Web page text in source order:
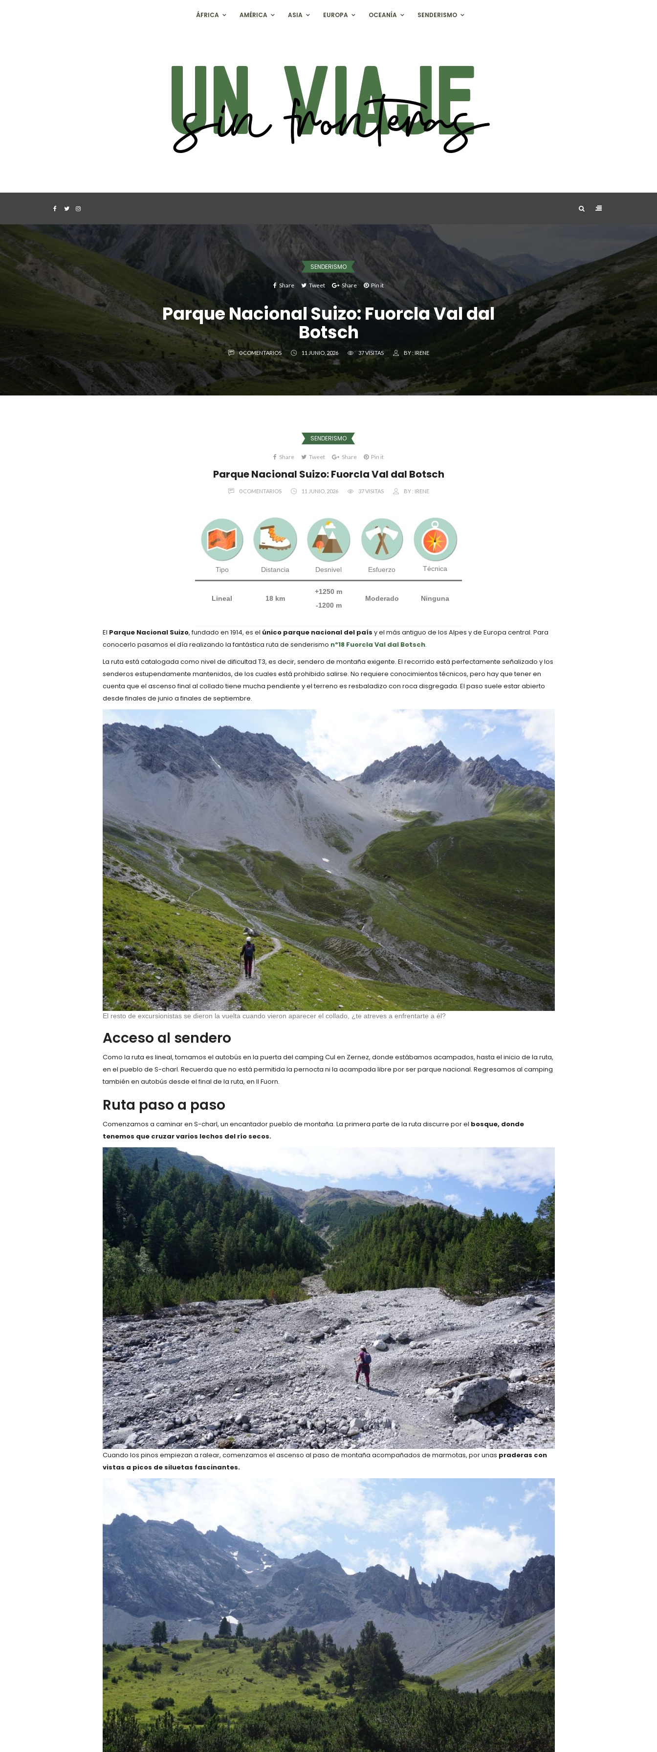
ÁFRICA AMÉRICA ASIA EUROPA OCEANÍA SENDERISMO
SENDERISMO
Share Tweet Share Pin it
Parque Nacional Suizo: Fuorcla Val dal
Botsch
0 COMENTARIOS 11 JUNIO, 2026 37 VISITAS BY : IRENE
SENDERISMO
Share Tweet Share Pin it
Parque Nacional Suizo: Fuorcla Val dal Botsch
0 COMENTARIOS 11 JUNIO, 2026 37 VISITAS BY : IRENE
Tipo Distancia Desnivel Esfuerzo Técnica
Lineal 18 km
+1250 m
-1200 m
Moderado Ninguna
El Parque Nacional Suizo, fundado en 1914, es el único parque nacional del país y el más antiguo de los Alpes y de Europa central. Para
conocerlo pasamos el día realizando la fantástica ruta de senderismo nº18 Fuorcla Val dal Botsch.
La ruta está catalogada como nivel de dificultad T3, es decir, sendero de montaña exigente. El recorrido está perfectamente señalizado y los
senderos estupendamente mantenidos, de los cuales está prohibido salirse. No requiere conocimientos técnicos, pero hay que tener en
cuenta que el ascenso final al collado tiene mucha pendiente y el terreno es resbaladizo con roca disgregada. El paso suele estar abierto
desde finales de junio a finales de septiembre.
El resto de excursionistas se dieron la vuelta cuando vieron aparecer el collado, ¿te atreves a enfrentarte a él?
Acceso al sendero
Como la ruta es lineal, tomamos el autobús en la puerta del camping Cul en Zernez, donde estábamos acampados, hasta el inicio de la ruta,
en el pueblo de S-charl. Recuerda que no está permitida la pernocta ni la acampada libre por ser parque nacional. Regresamos al camping
también en autobús desde el final de la ruta, en Il Fuorn.
Ruta paso a paso
Comenzamos a caminar en S-charl, un encantador pueblo de montaña. La primera parte de la ruta discurre por el bosque, donde
tenemos que cruzar varios lechos del río secos.
Cuando los pinos empiezan a ralear, comenzamos el ascenso al paso de montaña acompañados de marmotas, por unas praderas con
vistas a picos de siluetas fascinantes.